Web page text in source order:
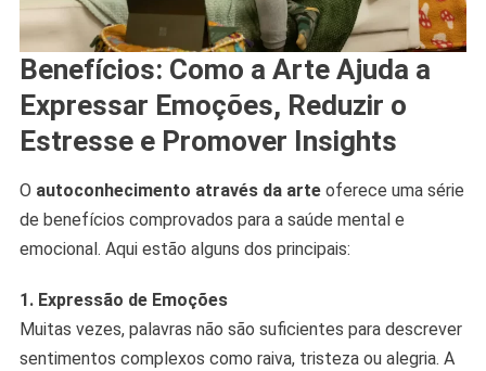
Benefícios: Como a Arte Ajuda a
Expressar Emoções, Reduzir o
Estresse e Promover Insights
O autoconhecimento através da arteoferece uma série
de benefícios comprovados para a saúde mental e
emocional. Aqui estão alguns dos principais:
1. Expressão de Emoções
Muitas vezes, palavras não são suficientes para descrever
sentimentos complexos como raiva, tristeza ou alegria. A